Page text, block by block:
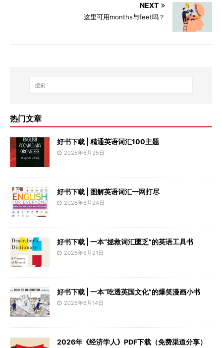
NEXT
这里可用months与feet吗？
热门文章
好书下载 | 精通英语词汇100主题
2026年6月25日
好书下载 | 图解英语词汇一网打尽
2026年6月24日
好书下载 | 一本“拯救词汇匮乏”的英语工具书
2026年6月21日
好书下载 | 一本“吃透英国文化”的爆笑漫画小书
2026年6月14日
2026年《经济学人》PDF下载（免费渠道分享）